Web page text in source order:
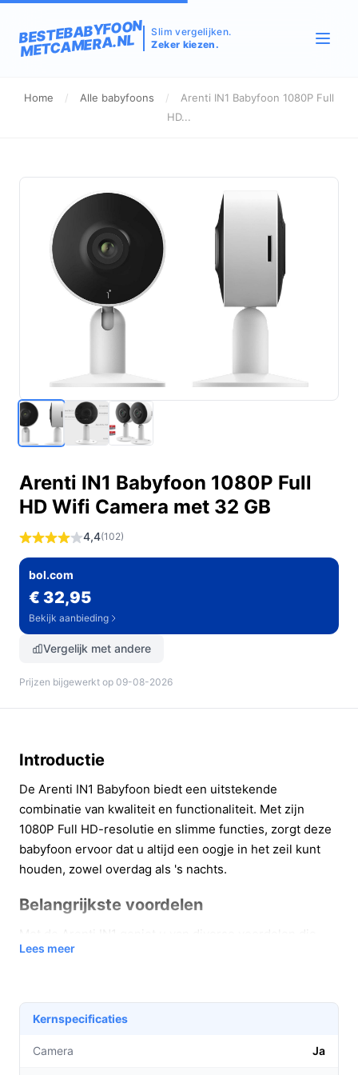
BESTEBABYFOON
METCAMERA.NL
Slim vergelijken.
Zeker kiezen.
Home / Alle babyfoons /
Arenti IN1 Babyfoon 1080P Full
HD...
Arenti IN1 Babyfoon 1080P Full
HD Wifi Camera met 32 GB
4,4(102)
bol.com
€ 32,95
Bekijk aanbieding
Vergelijk met andere
Prijzen bijgewerkt op 09-08-2026
Introductie
De Arenti IN1 Babyfoon biedt een uitstekende
combinatie van kwaliteit en functionaliteit. Met zijn
1080P Full HD-resolutie en slimme functies, zorgt deze
babyfoon ervoor dat u altijd een oogje in het zeil kunt
houden, zowel overdag als 's nachts.
Belangrijkste voordelen
bijdragen aan uw gemoedsrust en de veiligheid van uw
Kristalheldere beeldkwaliteit:Dankzij de 1080P
(2MP) Full HD-resolutie heeft u altijd een scherp
Lees meer
Kernspecificaties
Camera Ja